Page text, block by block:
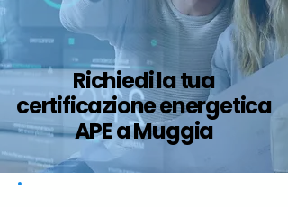
Richiedi la tua
certificazione energetica
APE a Muggia